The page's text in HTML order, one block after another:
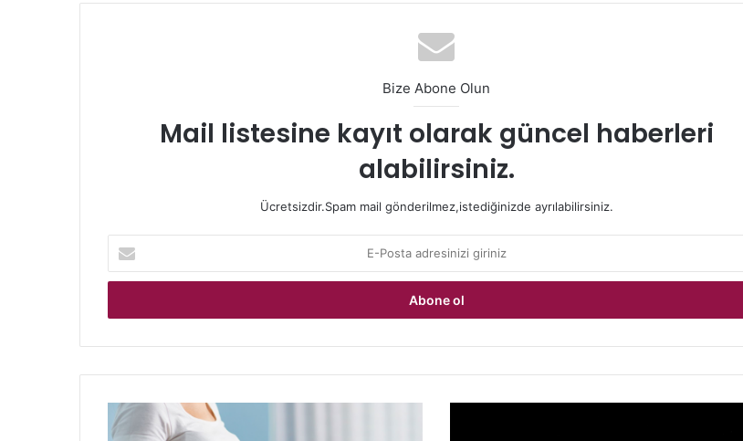
Bize Abone Olun
Mail listesine kayıt olarak güncel haberleri
alabilirsiniz.
Ücretsizdir.Spam mail gönderilmez,istediğinizde ayrılabilirsiniz.
Posta
adresinizi
Hamilelikte
Mide